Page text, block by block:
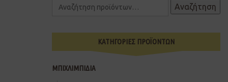
Αναζήτηση
ΚΑΤΗΓΟΡΙΕΣ ΠΡΟΪΟΝΤΩΝ
ΜΠΙΧΛΙΜΠΙΔΙΑ